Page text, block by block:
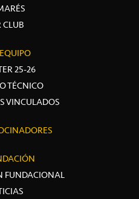
EQUIPO
25-26
TÉCNICO
VINCULADOS
FUNDACIONAL